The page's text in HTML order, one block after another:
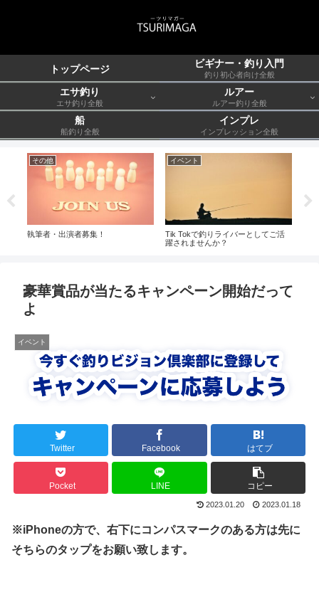
トップページ ビギナー・釣り入門
釣り初心者向け全般
エサ釣り
エサ釣り全般
ルアー
ルアー釣り全般
船
船釣り全般
インプレ
インプレッション全般
その他
執筆者・出演者募集！
イベント
Tik Tokで釣りライバーとしてご活
躍されませんか？
豪華賞品が当たるキャンペーン開始だって
よ
イベント
Twitter Facebook はてブ
Pocket LINE コピー
2023.01.20 2023.01.18
※iPhoneの方で、右下にコンパスマークのある方は先に
そちらのタップをお願い致します。